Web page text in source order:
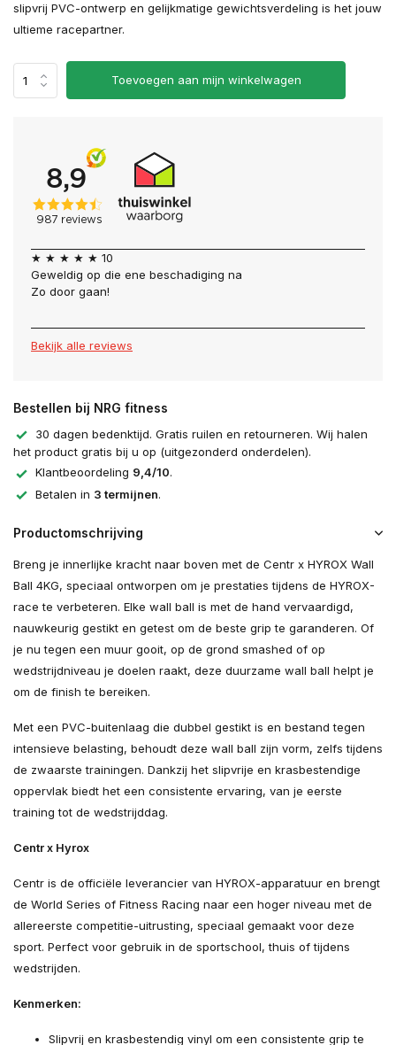
slipvrij PVC-ontwerp en gelijkmatige gewichtsverdeling is het jouw
ultieme racepartner.
Toevoegen aan mijn winkelwagen
★ ★ ★ ★ ★ 10
Geweldig op die ene beschadiging na
Zo door gaan!
Bekijk alle reviews
Bestellen bij NRG fitness
30 dagen bedenktijd. Gratis ruilen en retourneren. Wij halen
het product gratis bij u op (uitgezonderd onderdelen).
Klantbeoordeling 9,4/10.
Betalen in 3 termijnen.
Productomschrijving
Breng je innerlijke kracht naar boven met de Centr x HYROX Wall
Ball 4KG, speciaal ontworpen om je prestaties tijdens de HYROX-
race te verbeteren. Elke wall ball is met de hand vervaardigd,
nauwkeurig gestikt en getest om de beste grip te garanderen. Of
je nu tegen een muur gooit, op de grond smashed of op
wedstrijdniveau je doelen raakt, deze duurzame wall ball helpt je
om de finish te bereiken.
Met een PVC-buitenlaag die dubbel gestikt is en bestand tegen
intensieve belasting, behoudt deze wall ball zijn vorm, zelfs tijdens
de zwaarste trainingen. Dankzij het slipvrije en krasbestendige
oppervlak biedt het een consistente ervaring, van je eerste
training tot de wedstrijddag.
Centr x Hyrox
Centr is de officiële leverancier van HYROX-apparatuur en brengt
de World Series of Fitness Racing naar een hoger niveau met de
allereerste competitie-uitrusting, speciaal gemaakt voor deze
sport. Perfect voor gebruik in de sportschool, thuis of tijdens
wedstrijden.
Kenmerken:
Slipvrij en krasbestendig vinyl om een consistente grip te